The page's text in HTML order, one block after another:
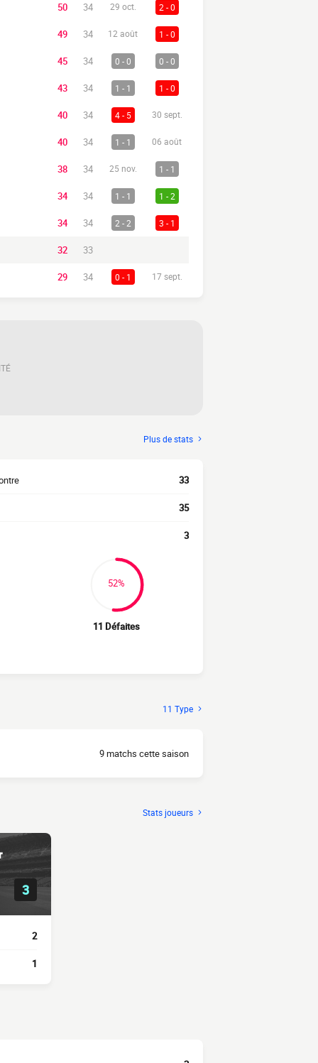
50 34 29 oct. 2 - 0
49 34 12 août 1 - 0
45 34 0 - 0 0 - 0
43 34 1 - 1 1 - 0
40 34 4 - 5 30 sept.
40 34 1 - 1 06 août
38 34 25 nov. 1 - 1
34 34 1 - 1 1 - 2
34 34 2 - 2 3 - 1
32 33
29 34 0 - 1 17 sept.
Plus de stats
33
35
3
52%
11 Défaites
11 Type
9 matchs cette saison
Stats joueurs
3
2
1